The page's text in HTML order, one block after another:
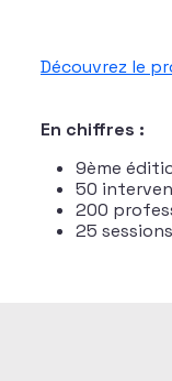
Découvrez le
En chiffres :
9ème
50
200
25